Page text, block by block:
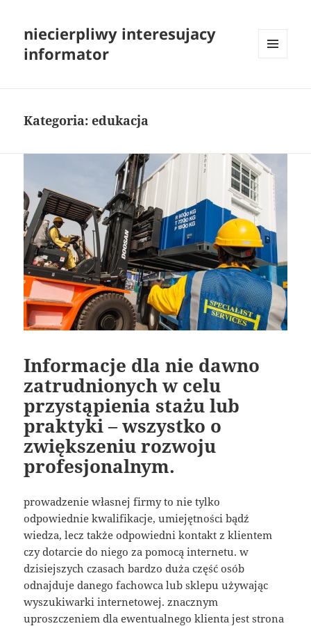
niecierpliwy interesujacy
informator
Kategoria:edukacja
Informacje dla nie dawno
zatrudnionych w celu
przystąpienia stażu lub
praktyki – wszystko o
zwiększeniu rozwoju
profesjonalnym.
prowadzenie własnej firmy to nie tylko
odpowiednie kwalifikacje, umiejętności bądź
wiedza, lecz także odpowiedni kontakt z klientem
czy dotarcie do niego za pomocą internetu. w
dzisiejszych czasach bardzo duża część osób
odnajduje danego fachowca lub sklepu używając
wyszukiwarki internetowej. znacznym
uproszczeniem dla ewentualnego klienta jest strona